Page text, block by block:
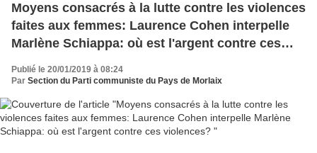
Moyens consacrés à la lutte contre les violences
faites aux femmes: Laurence Cohen interpelle
Marlène Schiappa: où est l'argent contre ces
violences?
Publié le 20/01/2019 à 08:24
Par Section du Parti communiste du Pays de Morlaix